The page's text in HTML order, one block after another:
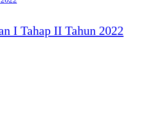
I Tahap II Tahun 2022